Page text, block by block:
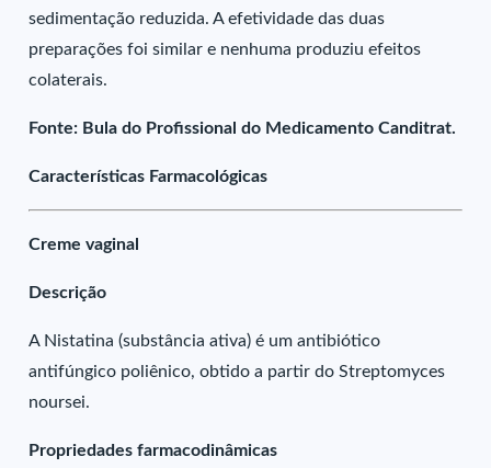
sedimentação reduzida. A efetividade das duas
preparações foi similar e nenhuma produziu efeitos
colaterais.
Fonte: Bula do Profissional do Medicamento Canditrat.
Características Farmacológicas
Creme vaginal
Descrição
A Nistatina (substância ativa) é um antibiótico
antifúngico poliênico, obtido a partir do Streptomyces
noursei.
Propriedades farmacodinâmicas